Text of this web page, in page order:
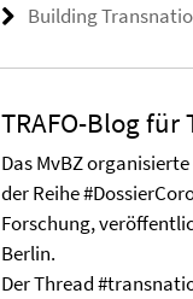
Building
TRAFO-Blog
Das MvBZ
der Reihe
Forschung,
Berlin.
Der Thread